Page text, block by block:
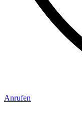
Anrufen